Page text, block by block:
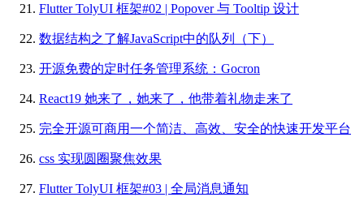
Flutter TolyUI 框架#02 | Popover 与 Tooltip 设计
数据结构之了解JavaScript中的队列（下）
开源免费的定时任务管理系统：Gocron
React19 她来了，她来了，他带着礼物走来了
完全开源可商用一个简洁、高效、安全的快速开发平台
css 实现圆圈聚焦效果
Flutter TolyUI 框架#03 | 全局消息通知